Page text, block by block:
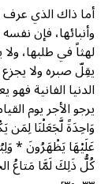
أما ذاك الذي عرف
وأنبائها، فإن
لهثاً في طلبها،
يقِلّ صبره ولا
الدنيا الفانية
يرجو الأجر يوم
وَاحِدَةً لَّجَعَلْنَا
عَلَيْهَا يَظْهَرُونَ *
كُلُّ ذَلِكَ لَمَّا مَتاعُ